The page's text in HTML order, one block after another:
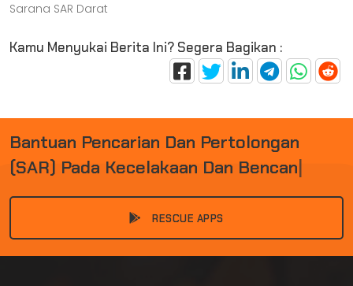
Sarana SAR Darat
Kamu Menyukai Berita Ini? Segera Bagikan :
BANTUAN PENCARIAN DAN PERTOLONGAN
(SAR) PADA KECELAKAAN DAN BENCAN
RESCUE APPS